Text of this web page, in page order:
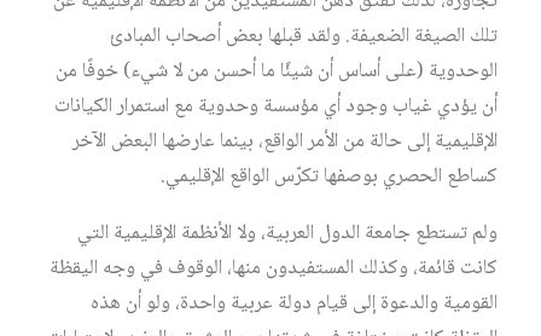
تلك الصيغة الضعيفة. ولقد قبلها بعض أصحاب المبادئ
الوحدوية (على أساس أن شيئًا ما أحسن من لا شيء) خوفًا من
أن يؤدي غياب وجود أي مؤسسة وحدوية مع استمرار الكيانات
الإقليمية إلى حالة من الأمر الواقع، بينما عارضها البعض الآخر
كساطع الحصري بوصفها تكرّس الواقع الإقليمي.
ولم تستطع جامعة الدول العربية، ولا الأنظمة الإقليمية التي
كانت قائمة، وكذلك المستفيدون منها، الوقوف في وجه اليقظة
القومية والدعوة إلى قيام دولة عربية واحدة، ولو أن هذه